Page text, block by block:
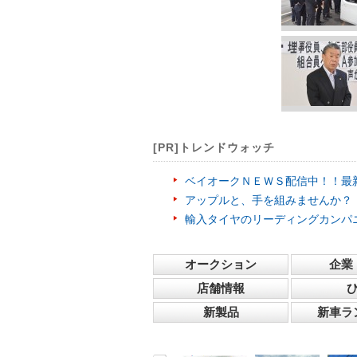
[PR]トレンドウォッチ
ベイオークＮＥＷＳ配信中！！最
アップルと、手を組みませんか？
輸入タイヤのリーディングカンパ
オークション
企業
店舗情報
新製品
新車ラ